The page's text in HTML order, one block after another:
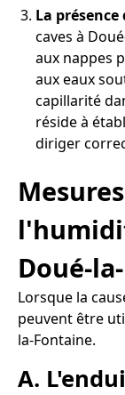
La
caves à
aux nappes
aux eaux
capillarité
réside à
diriger
Doué-
Lorsque la
peuvent être
la-Fontaine.
A.